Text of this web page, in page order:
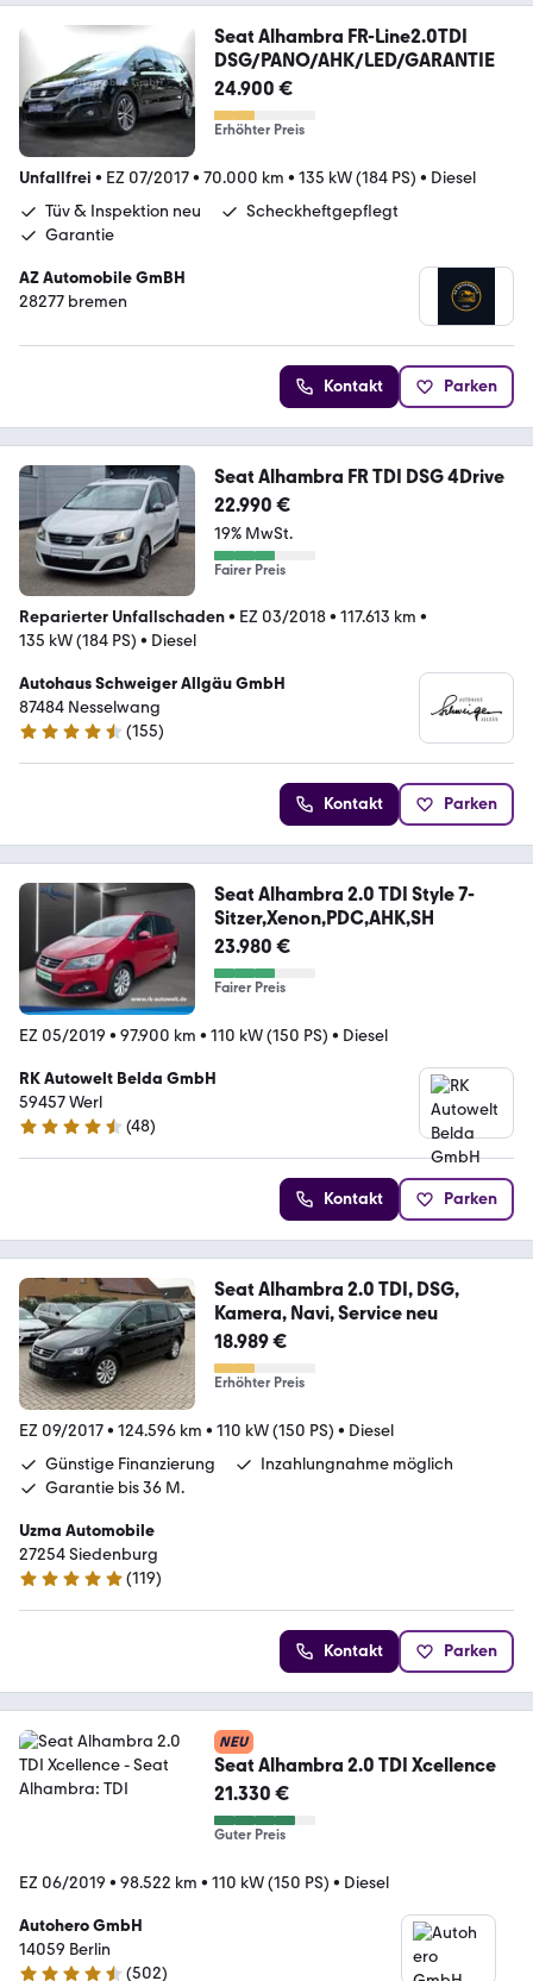
Seat Alhambra FR-Line2.0TDI
DSG/PANO/AHK/LED/GARANTIE
24.900 €
Erhöhter Preis
Unfallfrei • EZ 07/2017• 70.000 km • 135 kW (184 PS) • Diesel
Tüv & Inspektion neu
Scheckheftgepflegt
Garantie
AZ Automobile GmBH
28277 bremen
Kontakt Parken
Seat Alhambra FR TDI DSG 4Drive
22.990 €
19% MwSt.
Fairer Preis
Reparierter Unfallschaden• EZ 03/2018• 117.613 km •
135 kW (184 PS) • Diesel
Autohaus Schweiger Allgäu GmbH
87484 Nesselwang
4.7 Sterne
(155)
Kontakt Parken
Seat Alhambra 2.0 TDI Style 7-
Sitzer,Xenon,PDC,AHK,SH
23.980 €
Fairer Preis
EZ 05/2019 • 97.900 km • 110 kW (150 PS) • Diesel
RK Autowelt Belda GmbH
59457 Werl
4.5 Sterne
(48)
Kontakt Parken
Seat Alhambra 2.0 TDI, DSG,
Kamera, Navi, Service neu
18.989 €
Erhöhter Preis
EZ 09/2017• 124.596 km • 110 kW (150 PS) • Diesel
Günstige Finanzierung
Inzahlungnahme möglich
Garantie bis 36 M.
Uzma Automobile
27254 Siedenburg
4.9 Sterne
(119)
Kontakt Parken
NEU
Seat Alhambra 2.0 TDI Xcellence
21.330 €
Guter Preis
EZ 06/2019 • 98.522 km • 110 kW (150 PS) • Diesel
Autohero GmbH
14059 Berlin
(502)